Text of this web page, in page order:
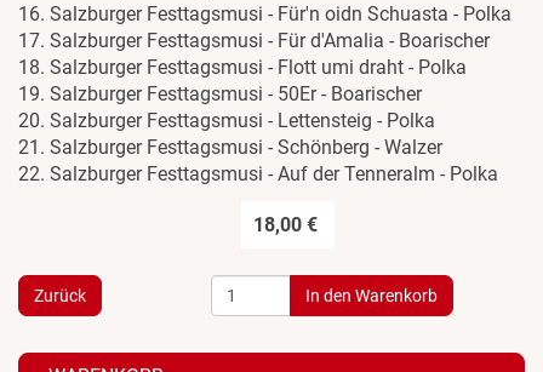
16. Salzburger Festtagsmusi - Für'n oidn Schuasta - Polka
17. Salzburger Festtagsmusi - Für d'Amalia - Boarischer
18. Salzburger Festtagsmusi - Flott umi draht - Polka
19. Salzburger Festtagsmusi - 50Er - Boarischer
20. Salzburger Festtagsmusi - Lettensteig - Polka
21. Salzburger Festtagsmusi - Schönberg - Walzer
22. Salzburger Festtagsmusi - Auf der Tenneralm - Polka
18,00 €
Zurück